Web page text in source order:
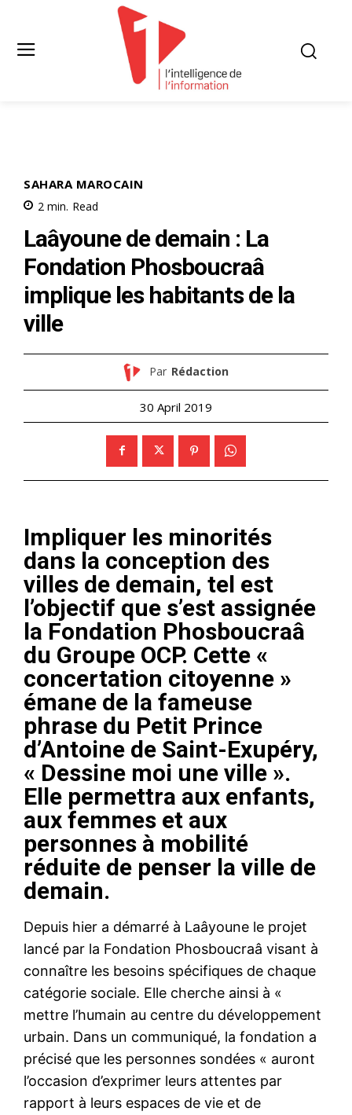
SAHARA MAROCAIN
2 min. Read
Laâyoune de demain : La
Fondation Phosboucraâ
implique les habitants de la
ville
Par Rédaction
30 April 2019
Impliquer les minorités
dans la conception des
villes de demain, tel est
l’objectif que s’est assignée
la Fondation Phosboucraâ
du Groupe OCP. Cette «
concertation citoyenne »
émane de la fameuse
phrase du Petit Prince
d’Antoine de Saint-Exupéry,
« Dessine moi une ville ».
Elle permettra aux enfants,
aux femmes et aux
personnes à mobilité
réduite de penser la ville de
demain.
Depuis hier a démarré à Laâyoune le projet
lancé par la Fondation Phosboucraâ visant à
connaître les besoins spécifiques de chaque
catégorie sociale. Elle cherche ainsi à «
mettre l’humain au centre du développement
urbain. Dans un communiqué, la fondation a
précisé que les personnes sondées « auront
l’occasion d’exprimer leurs attentes par
rapport à leurs espaces de vie et de